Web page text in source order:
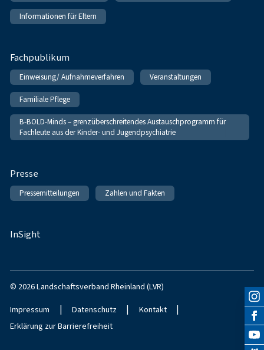
Informationen für Eltern
Fachpublikum
Einweisung/ Aufnahmeverfahren Veranstaltungen
Familiale Pflege
B-BOLD-Minds – grenzüberschreitendes Austauschprogramm für
Fachleute aus der Kinder- und Jugendpsychiatrie
Presse
Pressemitteilungen Zahlen und Fakten
InSight
© 2026 Landschaftsverband Rheinland (LVR)
Impressum | Datenschutz | Kontakt |
Erklärung zur Barrierefreiheit